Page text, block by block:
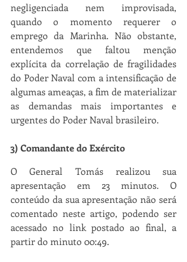
negligenciada nem improvisada,
quando o momento requerer o
emprego da Marinha. Não obstante,
entendemos que faltou menção
explícita da correlação de fragilidades
do Poder Naval com a intensificação de
algumas ameaças, a fim de materializar
as demandas mais importantes e
urgentes do Poder Naval brasileiro.
3) Comandante do Exército
O General Tomás realizou sua
apresentação em 23 minutos. O
conteúdo da sua apresentação não será
comentado neste artigo, podendo ser
acessado no link postado ao final, a
partir do minuto 00:49.